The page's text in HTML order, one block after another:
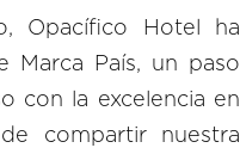
Opacífico Hotel ha
Marca País, un paso
con la excelencia en
compartir nuestra